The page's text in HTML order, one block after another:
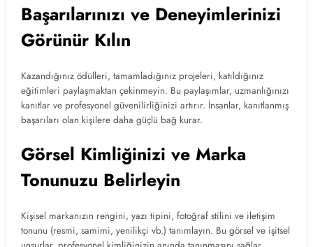
Başarılarınızı ve Deneyimlerinizi
Görünür Kılın
Kazandığınız ödülleri, tamamladığınız projeleri, katıldığınız
eğitimleri paylaşmaktan çekinmeyin. Bu paylaşımlar, uzmanlığınızı
kanıtlar ve profesyonel güvenilirliğinizi artırır. İnsanlar, kanıtlanmış
başarıları olan kişilere daha güçlü bağ kurar.
Görsel Kimliğinizi ve Marka
Tonunuzu Belirleyin
Kişisel markanızın rengini, yazı tipini, fotoğraf stilini ve iletişim
tonunu (resmi, samimi, yenilikçi vb.) tanımlayın. Bu görsel ve işitsel